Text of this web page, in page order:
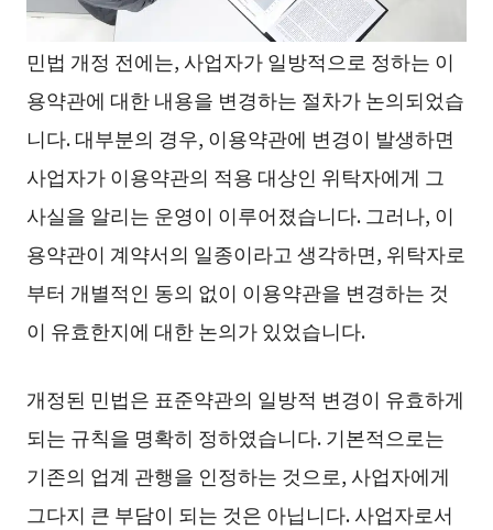
민법 개정 전에는, 사업자가 일방적으로 정하는 이
용약관에 대한 내용을 변경하는 절차가 논의되었습
니다. 대부분의 경우, 이용약관에 변경이 발생하면
사업자가 이용약관의 적용 대상인 위탁자에게 그
사실을 알리는 운영이 이루어졌습니다. 그러나, 이
용약관이 계약서의 일종이라고 생각하면, 위탁자로
부터 개별적인 동의 없이 이용약관을 변경하는 것
이 유효한지에 대한 논의가 있었습니다.
개정된 민법은 표준약관의 일방적 변경이 유효하게
되는 규칙을 명확히 정하였습니다. 기본적으로는
기존의 업계 관행을 인정하는 것으로, 사업자에게
그다지 큰 부담이 되는 것은 아닙니다. 사업자로서